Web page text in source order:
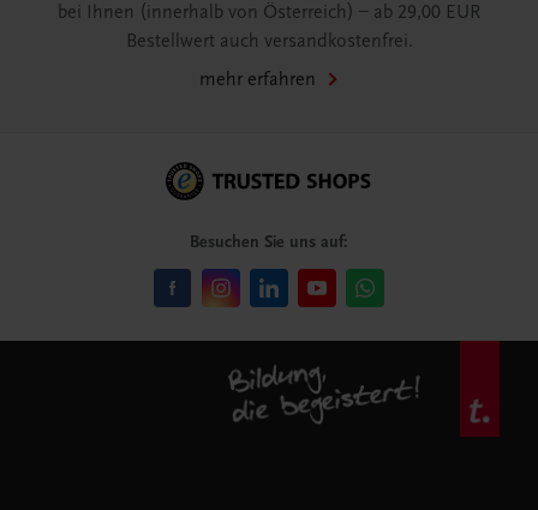
bei Ihnen (innerhalb von Österreich) – ab 29,00 EUR
Bestellwert auch versandkostenfrei.
mehr erfahren
Besuchen Sie uns auf: